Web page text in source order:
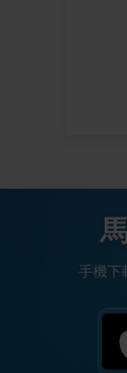
手機下